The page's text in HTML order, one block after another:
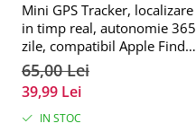
Mini GPS Tracker, localizare
in timp real, autonomie 365
zile, compatibil Apple Find
My, rezistent la apa, pentru
masini, copii, animale,
bagaje, negru, FIXATO
65,00 Lei
39,99 Lei
IN STOC